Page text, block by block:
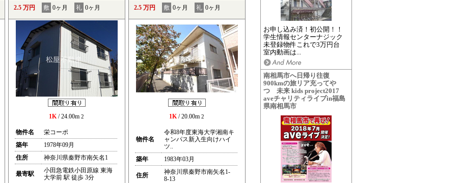
お申し込み済！初公開！！
学生情報センターナジック
未登録物件これで3万円台
室内動画は...
南相馬市へ日帰り往復
900kmの旅リア充ってや
つ 未来 kids project2017
aveチャリティライブin福島
県南相馬市
2.5 万円 敷 0ヶ月 礼 0ヶ月
1K/ 24.00m 2
物件名
栄コーポ
築年
1978年09月
住所
神奈川県秦野市南矢名1
最寄駅
小田急電鉄小田原線 東海
大学前 駅 徒歩 3分
2.5 万円 敷 0ヶ月 礼 0ヶ月
1K/ 20.00m 2
物件名
令和8年度東海大学湘南キ
ャンパス新入生向けハイ
ツ..
築年
1983年03月
住所
神奈川県秦野市南矢名1-
8-13